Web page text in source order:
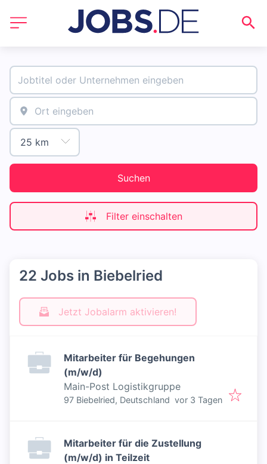
Suchen
Filter einschalten
22 Jobs in Biebelried
Jetzt Jobalarm aktivieren!
Mitarbeiter für Begehungen
(m/w/d)
Main-Post Logistikgruppe
97 Biebelried, Deutschland Veröffentlicht
vor 3 Tagen
Mitarbeiter für die Zustellung
(m/w/d) in Teilzeit